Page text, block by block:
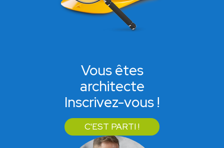
Vous êtes
architecte
Inscrivez-vous !
C'EST PARTI !